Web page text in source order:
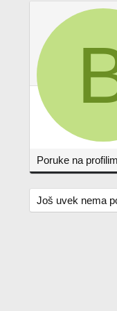
Poruke na
Još uvek nema